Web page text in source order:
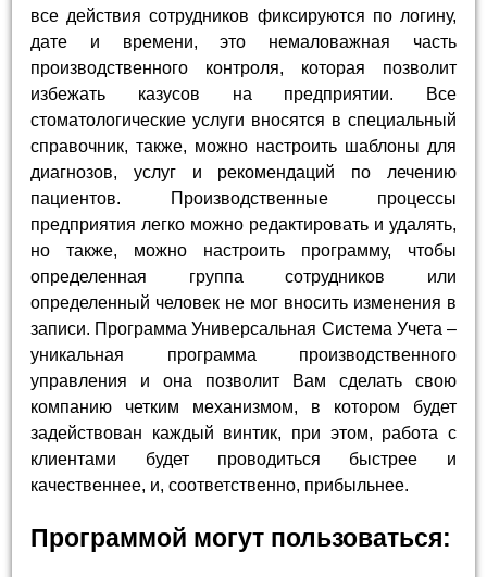
все действия сотрудников фиксируются по логину,
дате и времени, это немаловажная часть
производственного контроля, которая позволит
избежать казусов на предприятии. Все
стоматологические услуги вносятся в специальный
справочник, также, можно настроить шаблоны для
диагнозов, услуг и рекомендаций по лечению
пациентов. Производственные процессы
предприятия легко можно редактировать и удалять,
но также, можно настроить программу, чтобы
определенная группа сотрудников или
определенный человек не мог вносить изменения в
записи. Программа Универсальная Система Учета –
уникальная программа производственного
управления и она позволит Вам сделать свою
компанию четким механизмом, в котором будет
задействован каждый винтик, при этом, работа с
клиентами будет проводиться быстрее и
качественнее, и, соответственно, прибыльнее.
Программой могут пользоваться: